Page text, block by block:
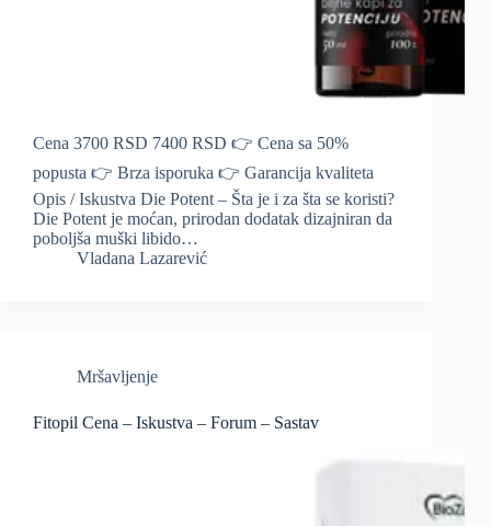
Cena 3700 RSD 7400 RSD 👉 Cena sa 50%
popusta 👉 Brza isporuka 👉 Garancija kvaliteta
Opis / Iskustva Die Potent – Šta je i za šta se koristi?
Die Potent je moćan, prirodan dodatak dizajniran da
poboljša muški libido…
Vladana Lazarević
Mršavljenje
Fitopil Cena – Iskustva – Forum – Sastav